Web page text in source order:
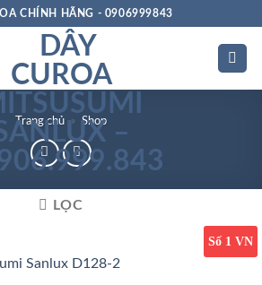
CHÍNH HÃNG - 0906999843
Trang chủ » Shop
LỌC
Số 1 VN